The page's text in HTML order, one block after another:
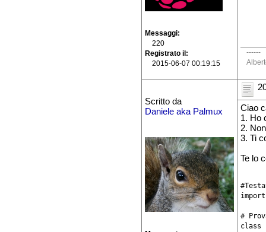
Messaggi
220
Registrato il
2015-06-07 00:19:15
------
Scritto da
Daniele aka Palmux
Ciao
1. Ho
2.
3. Ti
Te lo
#
class